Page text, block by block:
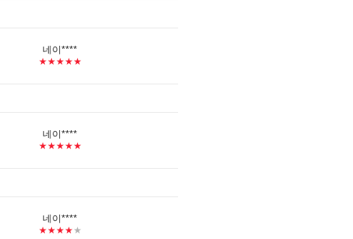
네이****
★★★★★
네이****
★★★★★
네이****
★★★★★